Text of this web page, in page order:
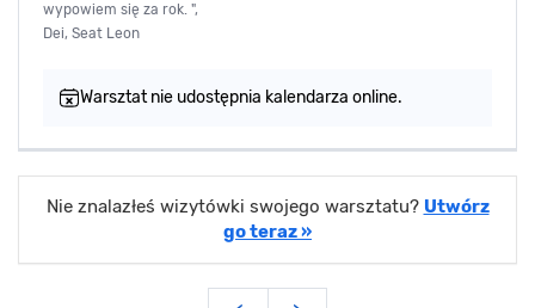
wypowiem się za rok. ",
Dei, Seat Leon
Warsztat nie udostępnia kalendarza online.
Nie znalazłeś wizytówki swojego warsztatu? Utwórz
go teraz »